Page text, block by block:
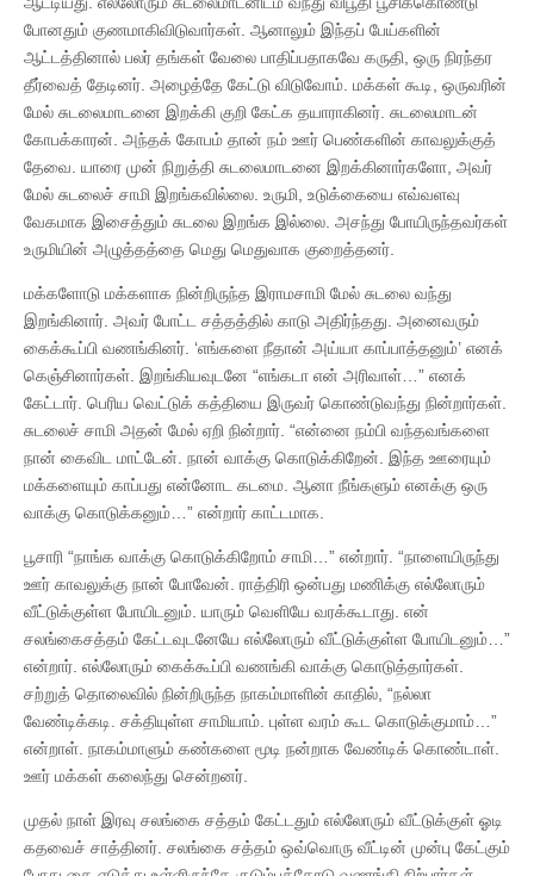
போனதும் குணமாகிவிடுவார்கள். ஆனாலும் இந்தப் பேய்களின்
ஆட்டத்தினால் பலர் தங்கள் வேலை பாதிப்பதாகவே கருதி, ஒரு நிரந்தர
தீர்வைத் தேடினர். அழைத்தே கேட்டு விடுவோம். மக்கள் கூடி, ஒருவரின்
மேல் சுடலைமாடனை இறக்கி குறி கேட்க தயாராகினர். சுடலைமாடன்
கோபக்காரன். அந்தக் கோபம் தான் நம் ஊர் பெண்களின் காவலுக்குத்
தேவை. யாரை முன் நிறுத்தி சுடலைமாடனை இறக்கினார்களோ, அவர்
மேல் சுடலைச் சாமி இறங்கவில்லை. உருமி, உடுக்கையை எவ்வளவு
வேகமாக இசைத்தும் சுடலை இறங்க இல்லை. அசந்து போயிருந்தவர்கள்
உருமியின் அழுத்தத்தை மெது மெதுவாக குறைத்தனர்.
மக்களோடு மக்களாக நின்றிருந்த இராமசாமி மேல் சுடலை வந்து
இறங்கினார். அவர் போட்ட சத்தத்தில் காடு அதிர்ந்தது. அனைவரும்
கைக்கூப்பி வணங்கினர். ‘எங்களை நீதான் அய்யா காப்பாத்தனும்’ எனக்
கெஞ்சினார்கள். இறங்கியவுடனே “எங்கடா என் அரிவாள்…” எனக்
கேட்டார். பெரிய வெட்டுக் கத்தியை இருவர் கொண்டுவந்து நின்றார்கள்.
சுடலைச் சாமி அதன் மேல் ஏறி நின்றார். “என்னை நம்பி வந்தவங்களை
நான் கைவிட மாட்டேன். நான் வாக்கு கொடுக்கிறேன். இந்த ஊரையும்
மக்களையும் காப்பது என்னோட கடமை. ஆனா நீங்களும் எனக்கு ஒரு
வாக்கு கொடுக்கனும்…” என்றார் காட்டமாக.
பூசாரி “நாங்க வாக்கு கொடுக்கிறோம் சாமி…” என்றார். “நாளையிருந்து
ஊர் காவலுக்கு நான் போவேன். ராத்திரி ஒன்பது மணிக்கு எல்லோரும்
வீட்டுக்குள்ள போயிடனும். யாரும் வெளியே வரக்கூடாது. என்
சலங்கைசத்தம் கேட்டவுடனேயே எல்லோரும் வீட்டுக்குள்ள போயிடனும்…”
என்றார். எல்லோரும் கைக்கூப்பி வணங்கி வாக்கு கொடுத்தார்கள்.
சற்றுத் தொலைவில் நின்றிருந்த நாகம்மாளின் காதில், “நல்லா
வேண்டிக்கடி. சக்தியுள்ள சாமியாம். புள்ள வரம் கூட கொடுக்குமாம்…”
என்றாள். நாகம்மாளும் கண்களை மூடி நன்றாக வேண்டிக் கொண்டாள்.
ஊர் மக்கள் கலைந்து சென்றனர்.
முதல் நாள் இரவு சலங்கை சத்தம் கேட்டதும் எல்லோரும் வீட்டுக்குள் ஓடி
கதவைச் சாத்தினர். சலங்கை சத்தம் ஒவ்வொரு வீட்டின் முன்பு கேட்கும்